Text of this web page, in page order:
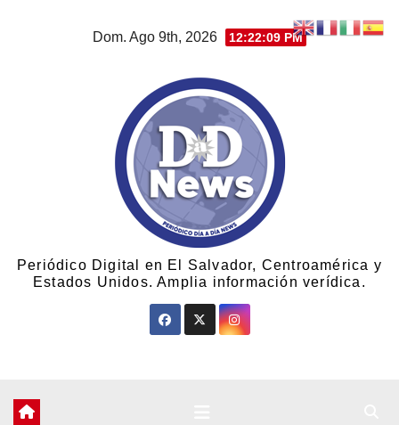
Dom. Ago 9th, 2026 12:22:10 PM
Periódico Digital en El Salvador, Centroamérica y
Estados Unidos. Amplia información verídica.